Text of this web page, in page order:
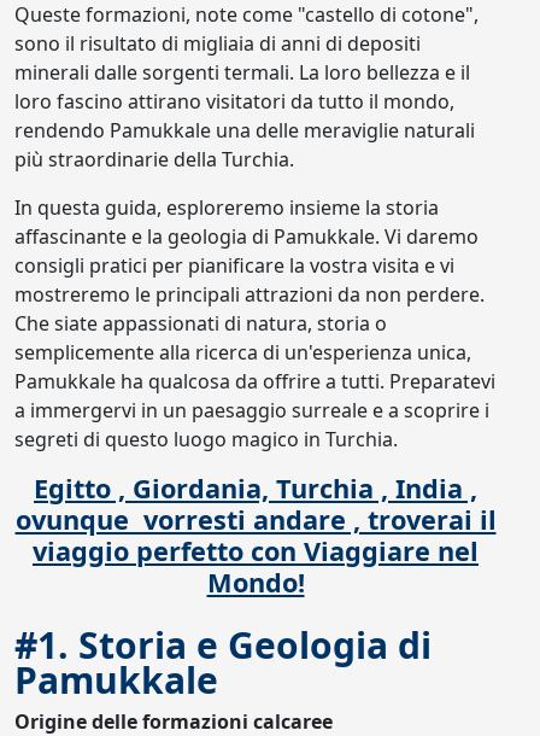
Queste formazioni, note come "castello di cotone",
sono il risultato di migliaia di anni di depositi
minerali dalle sorgenti termali. La loro bellezza e il
loro fascino attirano visitatori da tutto il mondo,
rendendo Pamukkale una delle meraviglie naturali
più straordinarie della Turchia.
In questa guida, esploreremo insieme la storia
affascinante e la geologia di Pamukkale. Vi daremo
consigli pratici per pianificare la vostra visita e vi
mostreremo le principali attrazioni da non perdere.
Che siate appassionati di natura, storia o
semplicemente alla ricerca di un'esperienza unica,
Pamukkale ha qualcosa da offrire a tutti. Preparatevi
a immergervi in un paesaggio surreale e a scoprire i
segreti di questo luogo magico in Turchia.
Egitto , Giordania, Turchia , India ,
ovunque vorresti andare , troverai il
viaggio perfetto con Viaggiare nel
Mondo!
#1. Storia e Geologia di
Pamukkale
Origine delle formazioni calcaree